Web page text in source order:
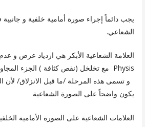
يجب دائماً إجراء صورة أمامية خلفية و جانبية
الشعاعي.
العلامة الشعاعية الأبكر هي ازدياد عرض و
و تسمى هذه المرحلة /ما قبل الانزلاق/ لأن
يكون واضحاً على الصورة الشعاعية
العلامات الشعاعية على الصورة الأمامية